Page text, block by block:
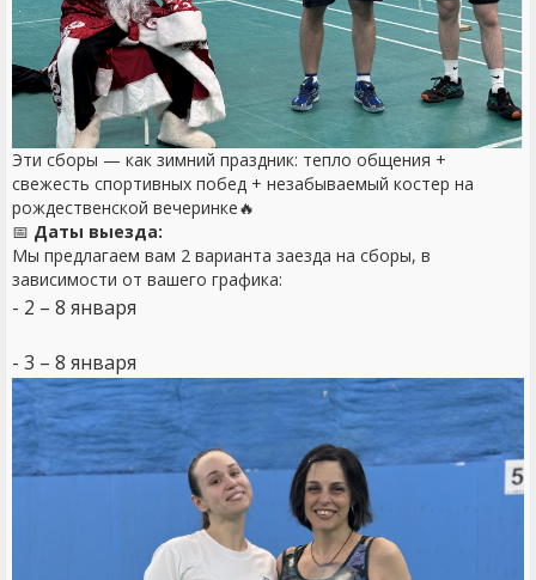
Эти сборы — как зимний праздник: тепло общения +
свежесть спортивных побед + незабываемый костер на
рождественской вечеринке🔥
📅 Даты выезда:
Мы предлагаем вам 2 варианта заезда на сборы, в
зависимости от вашего графика:
- 2 – 8 января
- 3 – 8 января